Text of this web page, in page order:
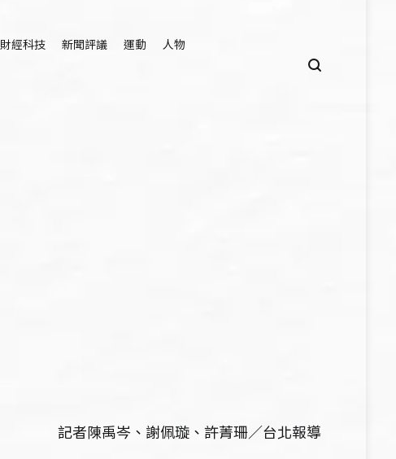
財經科技 新聞評議 運動 人物
記者陳禹岑、謝佩璇、許菁珊／台北報導